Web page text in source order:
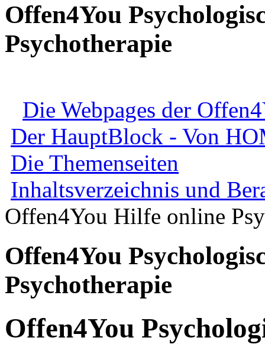
Offen4You
Psychotherapie
Die Webpages der
Der HauptBlock - Von
Die Themenseiten
Inhaltsverzeichnis und
Offen4You Hilfe online
Offen4You
Psychotherapie
Offen4You